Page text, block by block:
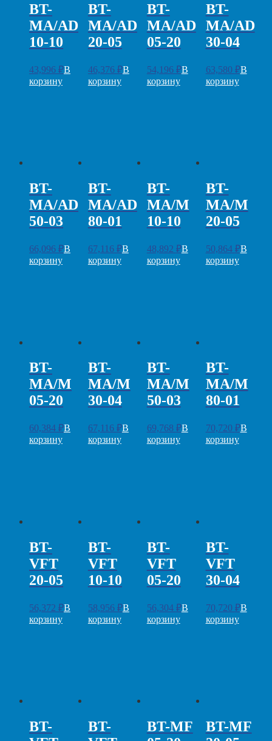
BT-
MA/AD
10-10
43,996 ₽В
корзину
BT-
MA/AD
20-05
46,376 ₽В
корзину
BT-
MA/AD
05-20
54,196 ₽В
корзину
BT-
MA/AD
30-04
63,580 ₽В
корзину
BT-
MA/AD
50-03
66,096 ₽В
корзину
BT-
MA/AD
80-01
67,116 ₽В
корзину
BT-
MA/M
10-10
48,892 ₽В
корзину
BT-
MA/M
20-05
50,864 ₽В
корзину
BT-
MA/M
05-20
60,384 ₽В
корзину
BT-
MA/M
30-04
67,116 ₽В
корзину
BT-
MA/M
50-03
69,768 ₽В
корзину
BT-
MA/M
80-01
70,720 ₽В
корзину
BT-
VFT
20-05
56,372 ₽В
корзину
BT-
VFT
10-10
58,956 ₽В
корзину
BT-
VFT
05-20
56,304 ₽В
корзину
BT-
VFT
30-04
70,720 ₽В
корзину
BT-
BT-
BT-MF
BT-MF